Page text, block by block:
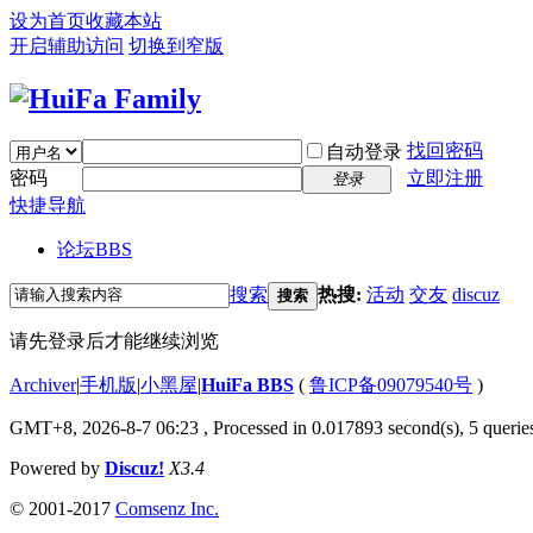
设为首页收藏本站
开启辅助访问 切换到窄版
自动登录 找回密码
密码
登录
立即注册
快捷导航
论坛BBS
搜索 搜索 热搜: 活动 交友 discuz
请先登录后才能继续浏览
Archiver|手机版|小黑屋|HuiFa BBS ( 鲁ICP备09079540号 )
GMT+8, 2026-8-7 06:23 , Processed in 0.017893 second(s), 5
Powered by Discuz! X3.4
© 2001-2017 Comsenz Inc.